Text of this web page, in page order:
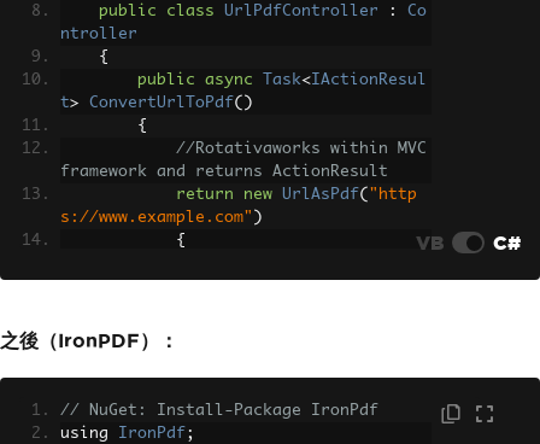
public
class UrlPdfController :
Co
ntroller
{
public
async Task<IActionResul
t> ConvertUrlToPdf()
{
//Rotativaworks within MVC
framework and returns ActionResult
return
new UrlAsPdf( "http
s://www.example.com" )
{
pNetCore.
tiva.AspNetCore.Options.Orientation.Po
rtrait
};
VB C#
之後（IronPDF）：
// NuGet: Install-Package IronPdf
using IronPdf ;